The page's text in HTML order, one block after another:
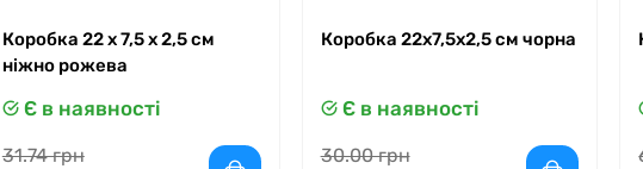
Коробка 22 x 7,5 x 2,5 см
ніжно рожева
Є в наявності
31.74 грн
Коробка 22x7,5x2,5 см чорна
Є в наявності
30.00 грн